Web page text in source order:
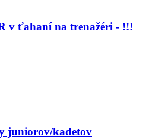
v ťahaní na trenažéri - !!!
juniorov/kadetov